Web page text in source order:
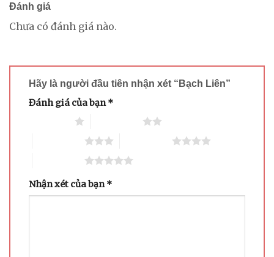
Đánh giá
Chưa có đánh giá nào.
Hãy là người đầu tiên nhận xét “Bạch Liên”
Đánh giá của bạn*
Nhận xét của bạn*